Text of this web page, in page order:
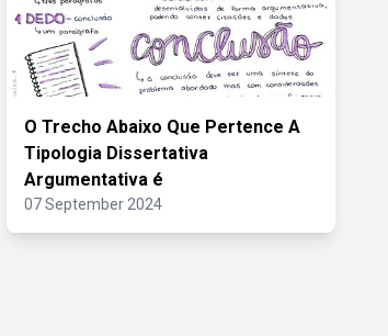
O Trecho Abaixo Que Pertence A
Tipologia Dissertativa
Argumentativa é
07 September 2024